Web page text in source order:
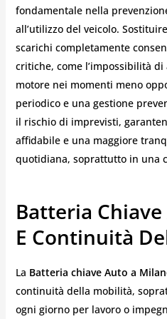
fondamentale nella
all’utilizzo del veicolo.
scarichi completamente
critiche, come l’impossibilità
motore nei momenti meno
periodico e una gestione
il rischio di imprevisti,
affidabile e una maggiore
quotidiana, soprattutto in una
Batteria
E Continuità
La Batteria chiave Auto a
continuità della mobilità,
ogni giorno per lavoro o